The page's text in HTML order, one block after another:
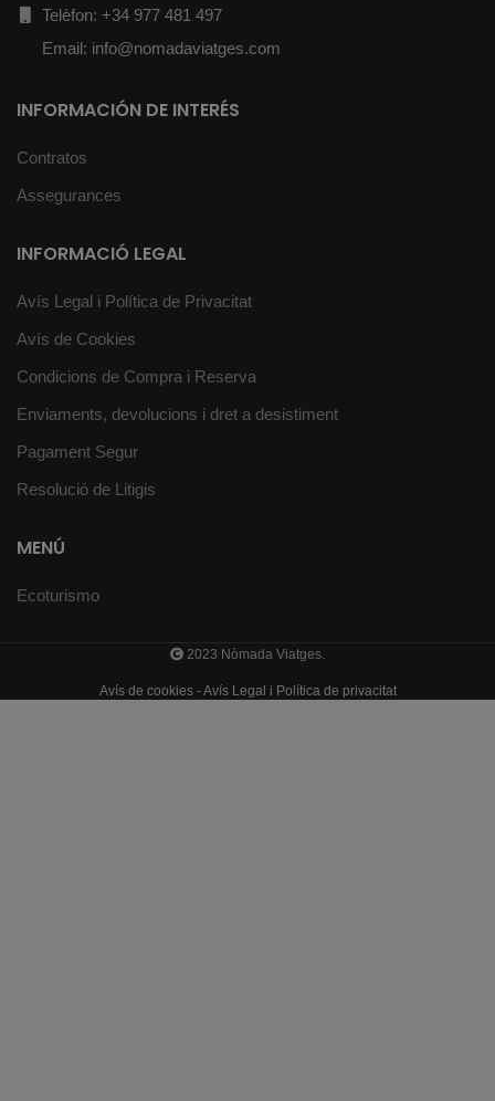
Telèfon: +34 977 481 497
Email: info@nomadaviatges.com
INFORMACIÓN DE INTERÉS
Contratos
Assegurances
INFORMACIÓ LEGAL
Avís Legal i Política de Privacitat
Avís de Cookies
Condicions de Compra i Reserva
Enviaments, devolucions i dret a desistiment
Pagament Segur
Resolució de Litigis
MENÚ
Ecoturismo
2023 Nòmada Viatges.
Avís de cookies -Avís Legal i Política de privacitat